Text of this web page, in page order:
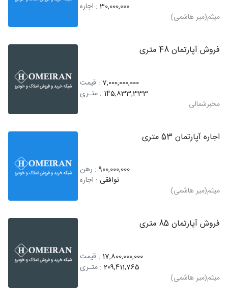
30,000,000 : اجاره
میثم(میر هاشمی)
فروش آپارتمان 48 متری
7,000,000,000 : قیمت
145,833,333 : متـری
مخبرشمالی
اجاره آپارتمان 53 متری
900,000,000 : رهن
توافقی : اجاره
میثم(میر هاشمی)
فروش آپارتمان 85 متری
17,800,000,000 : قیمت
209,411,765 : متـری
میثم(میر هاشمی)